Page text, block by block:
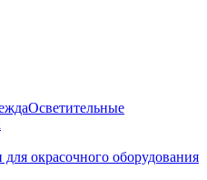
Осветительные
окрасочного оборудования